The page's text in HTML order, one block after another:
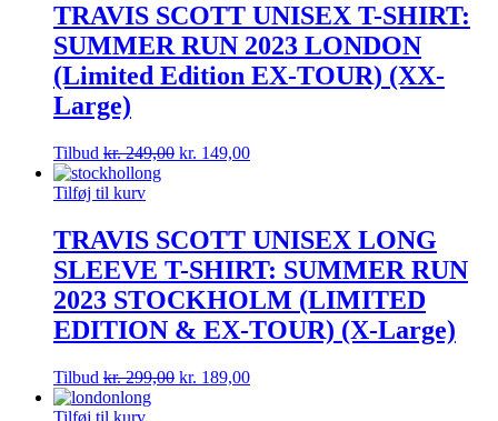
TRAVIS SCOTT UNISEX T-SHIRT:
SUMMER RUN 2023 LONDON
(Limited Edition EX-TOUR) (XX-
Large)
Tilbud kr.249,00 kr. 149,00
Tilføj til kurv
TRAVIS SCOTT UNISEX LONG
SLEEVE T-SHIRT: SUMMER RUN
2023 STOCKHOLM (LIMITED
EDITION & EX-TOUR) (X-Large)
Tilbud kr.299,00 kr. 189,00
Tilføj til kurv